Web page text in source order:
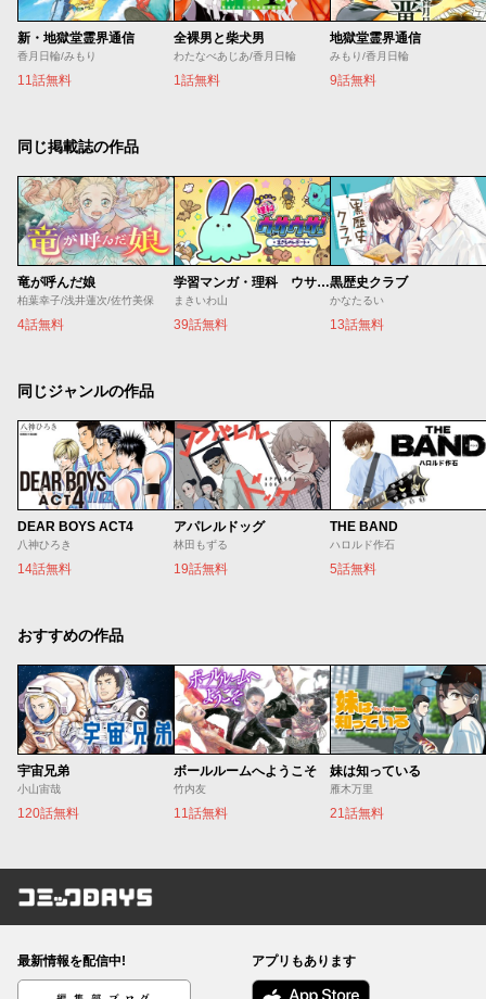
新・地獄堂霊界通信
香月日輪/みもり
11話無料
全裸男と柴犬男
わたなべあじあ/香月日輪
1話無料
地獄堂霊界通信
みもり/香月日輪
9話無料
同じ掲載誌の作品
竜が呼んだ娘
柏葉幸子/浅井蓮次/佐竹美保
4話無料
学習マンガ・理科 ウサウサ！
まきいわ山
39話無料
黒歴史クラブ
かなたるい
13話無料
同じジャンルの作品
DEAR BOYS ACT4
八神ひろき
14話無料
アパレルドッグ
林田もずる
19話無料
THE BAND
ハロルド作石
5話無料
おすすめの作品
宇宙兄弟
小山宙哉
120話無料
ボールルームへようこそ
竹内友
11話無料
妹は知っている
雁木万里
21話無料
コミックDAYS
最新情報を配信中!
編集部ブログ
アプリもあります